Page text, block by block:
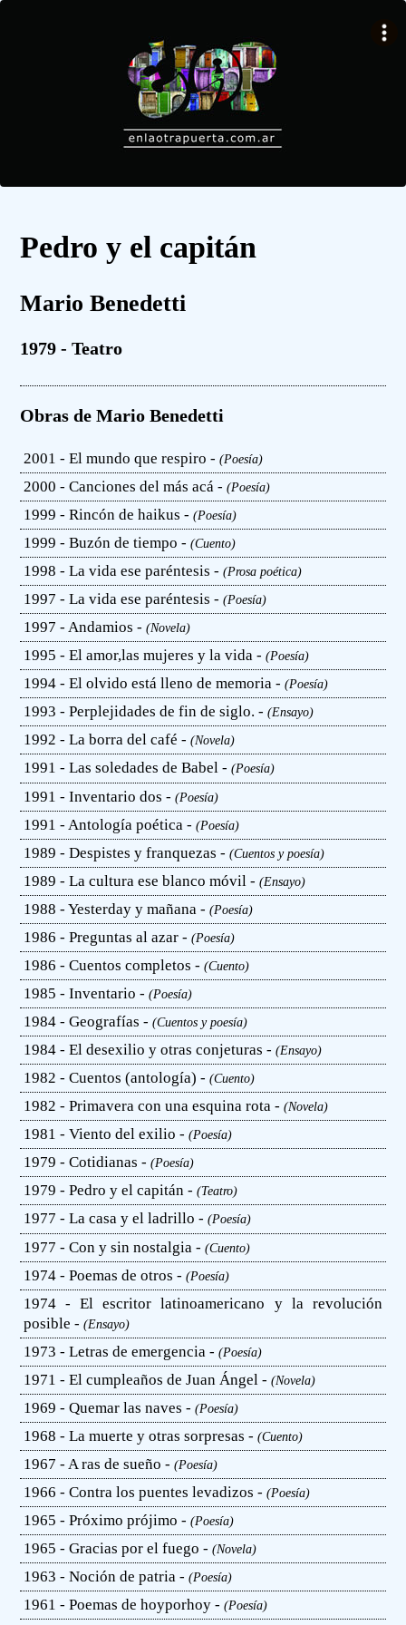
Pedro y el capitán
Mario Benedetti
1979 - Teatro
Obras de Mario Benedetti
2001 - El mundo que respiro -(Poesía)
2000 - Canciones del más acá -(Poesía)
1999 - Rincón de haikus -(Poesía)
1999 - Buzón de tiempo -(Cuento)
1998 - La vida ese paréntesis -(Prosa poética)
1997 - La vida ese paréntesis -(Poesía)
1997 - Andamios -(Novela)
1995 - El amor,las mujeres y la vida -(Poesía)
1994 - El olvido está lleno de memoria -(Poesía)
1993 - Perplejidades de fin de siglo. -(Ensayo)
1992 - La borra del café -(Novela)
1991 - Las soledades de Babel -(Poesía)
1991 - Inventario dos -(Poesía)
1991 - Antología poética -(Poesía)
1989 - Despistes y franquezas -(Cuentos y poesía)
1989 - La cultura ese blanco móvil -(Ensayo)
1988 - Yesterday y mañana -(Poesía)
1986 - Preguntas al azar -(Poesía)
1986 - Cuentos completos -(Cuento)
1985 - Inventario -(Poesía)
1984 - Geografías -(Cuentos y poesía)
1984 - El desexilio y otras conjeturas -(Ensayo)
1982 - Cuentos (antología) -(Cuento)
1982 - Primavera con una esquina rota -(Novela)
1981 - Viento del exilio -(Poesía)
1979 - Cotidianas -(Poesía)
1979 - Pedro y el capitán -(Teatro)
1977 - La casa y el ladrillo -(Poesía)
1977 - Con y sin nostalgia -(Cuento)
1974 - Poemas de otros -(Poesía)
1974 - El escritor latinoamericano y la revolución
posible -(Ensayo)
1973 - Letras de emergencia -(Poesía)
1971 - El cumpleaños de Juan Ángel -(Novela)
1969 - Quemar las naves -(Poesía)
1968 - La muerte y otras sorpresas -(Cuento)
1967 - A ras de sueño -(Poesía)
1966 - Contra los puentes levadizos -(Poesía)
1965 - Próximo prójimo -(Poesía)
1965 - Gracias por el fuego -(Novela)
1963 - Noción de patria -(Poesía)
1961 - Poemas de hoyporhoy -(Poesía)